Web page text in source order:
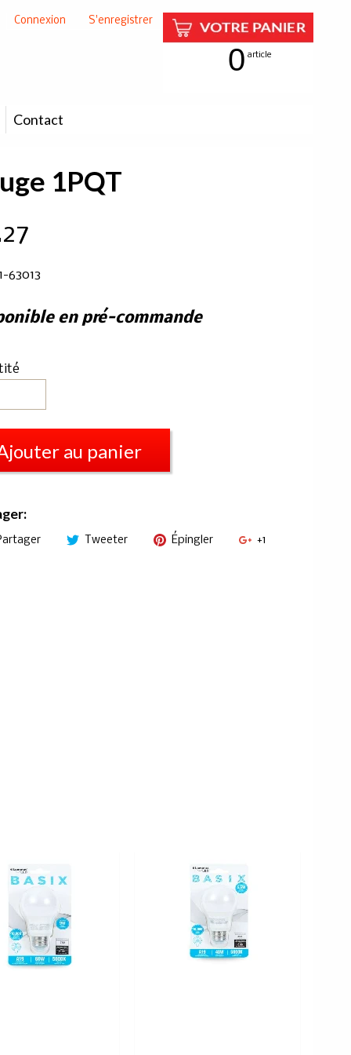
Connexion S'enregistrer
0 article
Contact
1PQT
63013
en pré-commande
au panier
Tweeter Épingler +1